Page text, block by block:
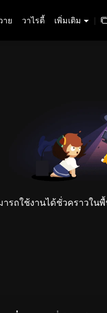
าย วาไรตี้ เพิ่มเติม |
รถใช้งานได้ชั่วคราวใ